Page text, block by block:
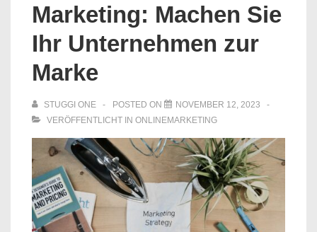
Marketing: Machen Sie
Ihr Unternehmen zur
Marke
STUGGI ONE POSTED ON
NOVEMBER 12, 2023
VERÖFFENTLICHT IN ONLINEMARKETING